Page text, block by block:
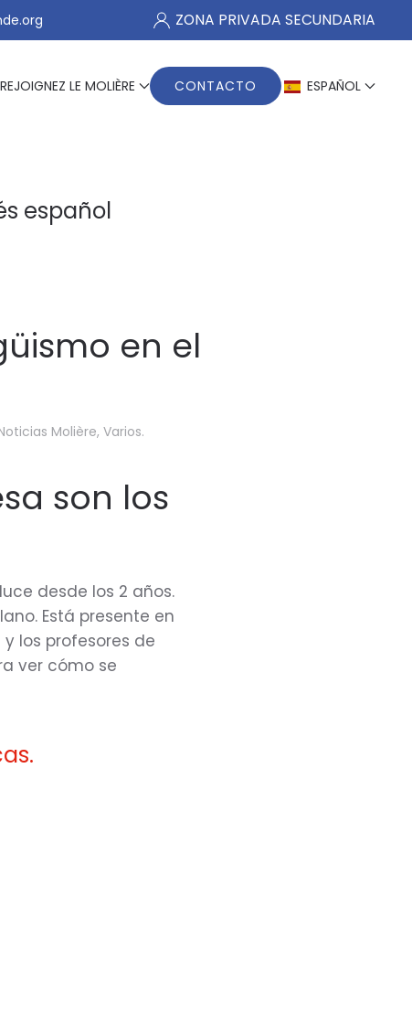
ZONA PRIVADA SECUNDARIA
REJOIGNEZ LE MOLIÈRE CONTACTO ESPAÑOL
español
en el
Molière, Varios.
son los
desde los 2 años.
Está presente en
los profesores de
ver cómo se